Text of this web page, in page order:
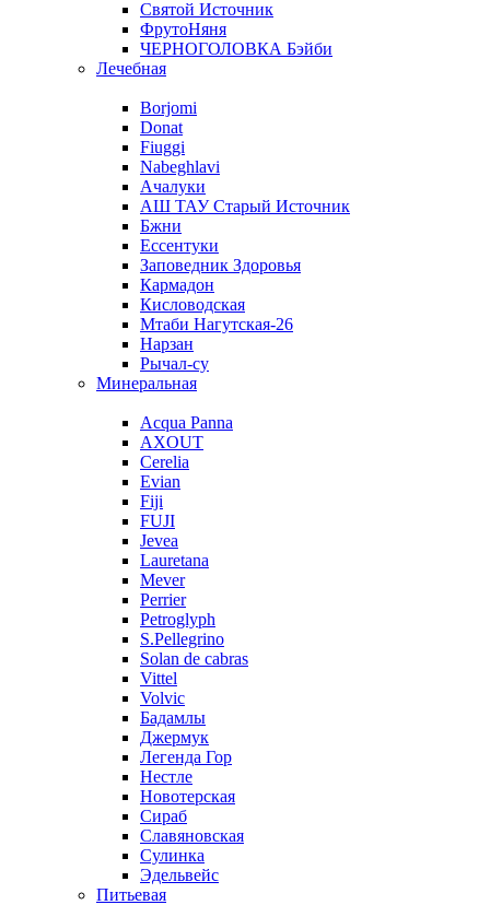
Святой Источник
ФрутоНяня
ЧЕРНОГОЛОВКА Бэйби
Лечебная
Borjomi
Donat
Fiuggi
Nabeghlavi
Ачалуки
АШ ТАУ Старый Источник
Бжни
Ессентуки
Заповедник Здоровья
Кармадон
Кисловодская
Мтаби Нагутская-26
Нарзан
Рычал-су
Минеральная
Acqua Panna
AXOUT
Cerelia
Evian
Fiji
FUJI
Jevea
Lauretana
Mever
Perrier
Petroglyph
S.Pellegrino
Solan de cabras
Vittel
Volvic
Бадамлы
Джермук
Легенда Гор
Нестле
Новотерская
Сираб
Славяновская
Сулинка
Эдельвейс
Питьевая